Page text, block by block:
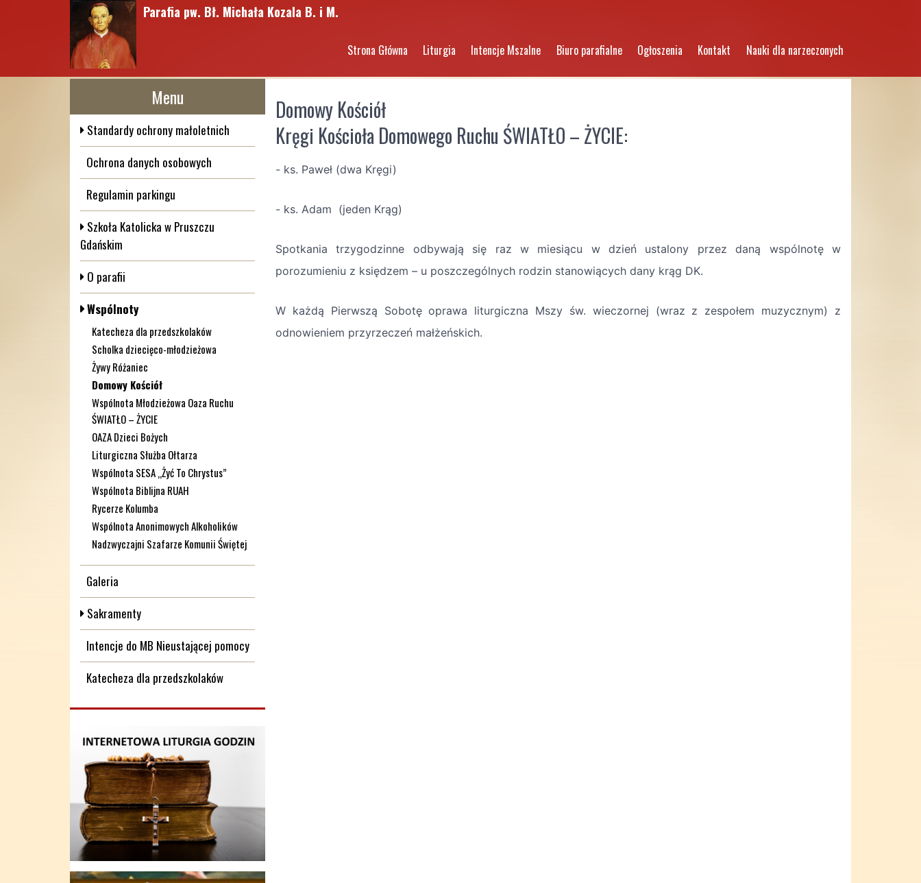
Parafia pw. Bł. Michała Kozala B. i M.
Strona Główna Liturgia Intencje Mszalne Biuro parafialne Ogłoszenia Kontakt Nauki dla narzeczonych
Menu
Standardy ochrony małoletnich
Ochrona danych osobowych
Regulamin parkingu
Szkoła Katolicka w Pruszczu
Gdańskim
O parafii
Wspólnoty
Katecheza dla przedszkolaków
Scholka dziecięco-młodzieżowa
Żywy Różaniec
Domowy Kościół
Wspólnota Młodzieżowa Oaza Ruchu
ŚWIATŁO – ŻYCIE
OAZA Dzieci Bożych
Liturgiczna Służba Ołtarza
Wspólnota SESA „Żyć To Chrystus”
Wspólnota Biblijna RUAH
Rycerze Kolumba
Wspólnota Anonimowych Alkoholików
Nadzwyczajni Szafarze Komunii Świętej
Galeria
Sakramenty
Intencje do MB Nieustającej pomocy
Katecheza dla przedszkolaków
Domowy Kościół
Kręgi Kościoła Domowego Ruchu ŚWIATŁO – ŻYCIE:
- ks. Paweł (dwa Kręgi)
- ks. Adam (jeden Krąg)
Spotkania trzygodzinne odbywają się raz w miesiącu w dzień ustalony przez daną wspólnotę w
porozumieniu z księdzem – u poszczególnych rodzin stanowiących dany krąg DK.
W każdą Pierwszą Sobotę oprawa liturgiczna Mszy św. wieczornej (wraz z zespołem muzycznym) z
odnowieniem przyrzeczeń małżeńskich.